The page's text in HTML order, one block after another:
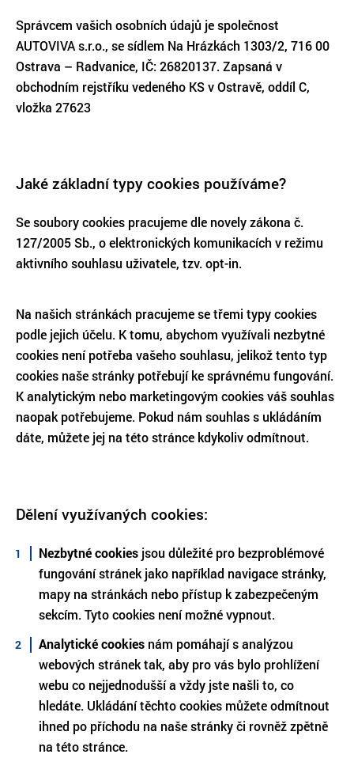
Správcem vašich osobních údajů je společnost
AUTOVIVA s.r.o., se sídlem Na Hrázkách 1303/2, 716 00
Ostrava – Radvanice, IČ: 26820137. Zapsaná v
obchodním rejstříku vedeného KS v Ostravě, oddíl C,
vložka 27623
Jaké základní typy cookies používáme?
Se soubory cookies pracujeme dle novely zákona č.
127/2005 Sb., o elektronických komunikacích v režimu
aktivního souhlasu uživatele, tzv. opt-in.
Na našich stránkách pracujeme se třemi typy cookies
podle jejich účelu. K tomu, abychom využívali nezbytné
cookies není potřeba vašeho souhlasu, jelikož tento typ
cookies naše stránky potřebují ke správnému fungování.
K analytickým nebo marketingovým cookies váš souhlas
naopak potřebujeme. Pokud nám souhlas s ukládáním
dáte, můžete jej na této stránce kdykoliv odmítnout.
Dělení využívaných cookies:
Nezbytné cookies jsou důležité pro bezproblémové
fungování stránek jako například navigace stránky,
mapy na stránkách nebo přístup k zabezpečeným
sekcím. Tyto cookies není možné vypnout.
Analytické cookies nám pomáhají s analýzou
webových stránek tak, aby pro vás bylo prohlížení
webu co nejjednodušší a vždy jste našli to, co
hledáte. Ukládání těchto cookies můžete odmítnout
ihned po příchodu na naše stránky či rovněž zpětně
na této stránce.